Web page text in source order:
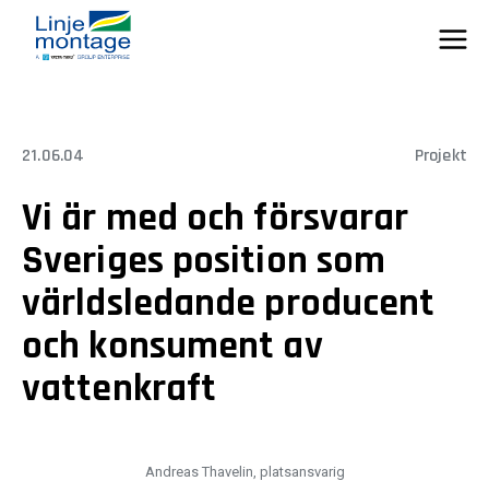
content
21.06.04 Projekt
Vi är med och försvarar
Sveriges position som
världsledande producent
och konsument av
vattenkraft
Andreas Thavelin, platsansvarig